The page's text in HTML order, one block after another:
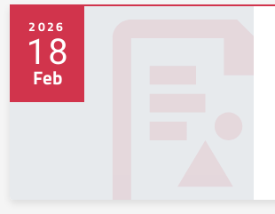
2026
18
Feb